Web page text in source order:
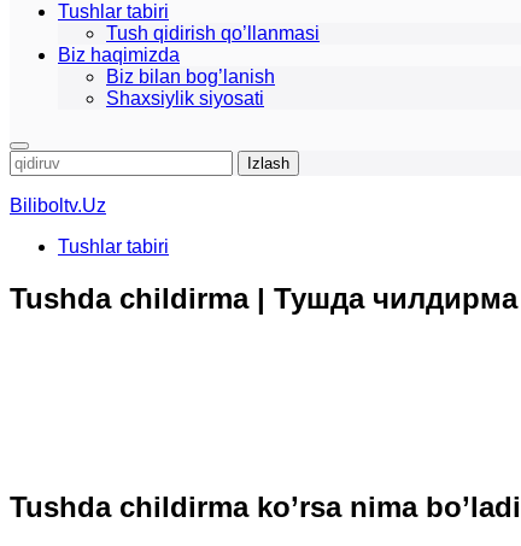
Tushlar tabiri
Tush qidirish qo’llanmasi
Biz haqimizda
Biz bilan bog’lanish
Shaxsiylik siyosati
Qidirshish:
Biliboltv.Uz
Tushlar tabiri
Tushda childirma | Тушда чилдирма
Tushda childirma ko’rsa nima